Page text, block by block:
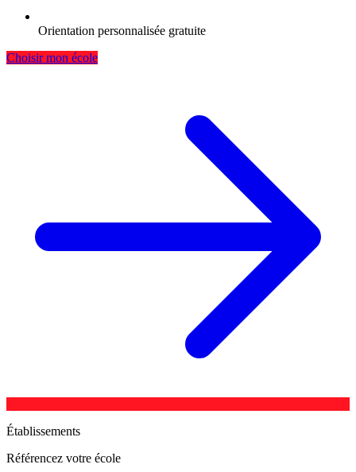
Orientation personnalisée gratuite
Choisir mon école
Établissements
Référencez votre école